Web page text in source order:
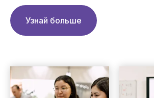
Узнай больше